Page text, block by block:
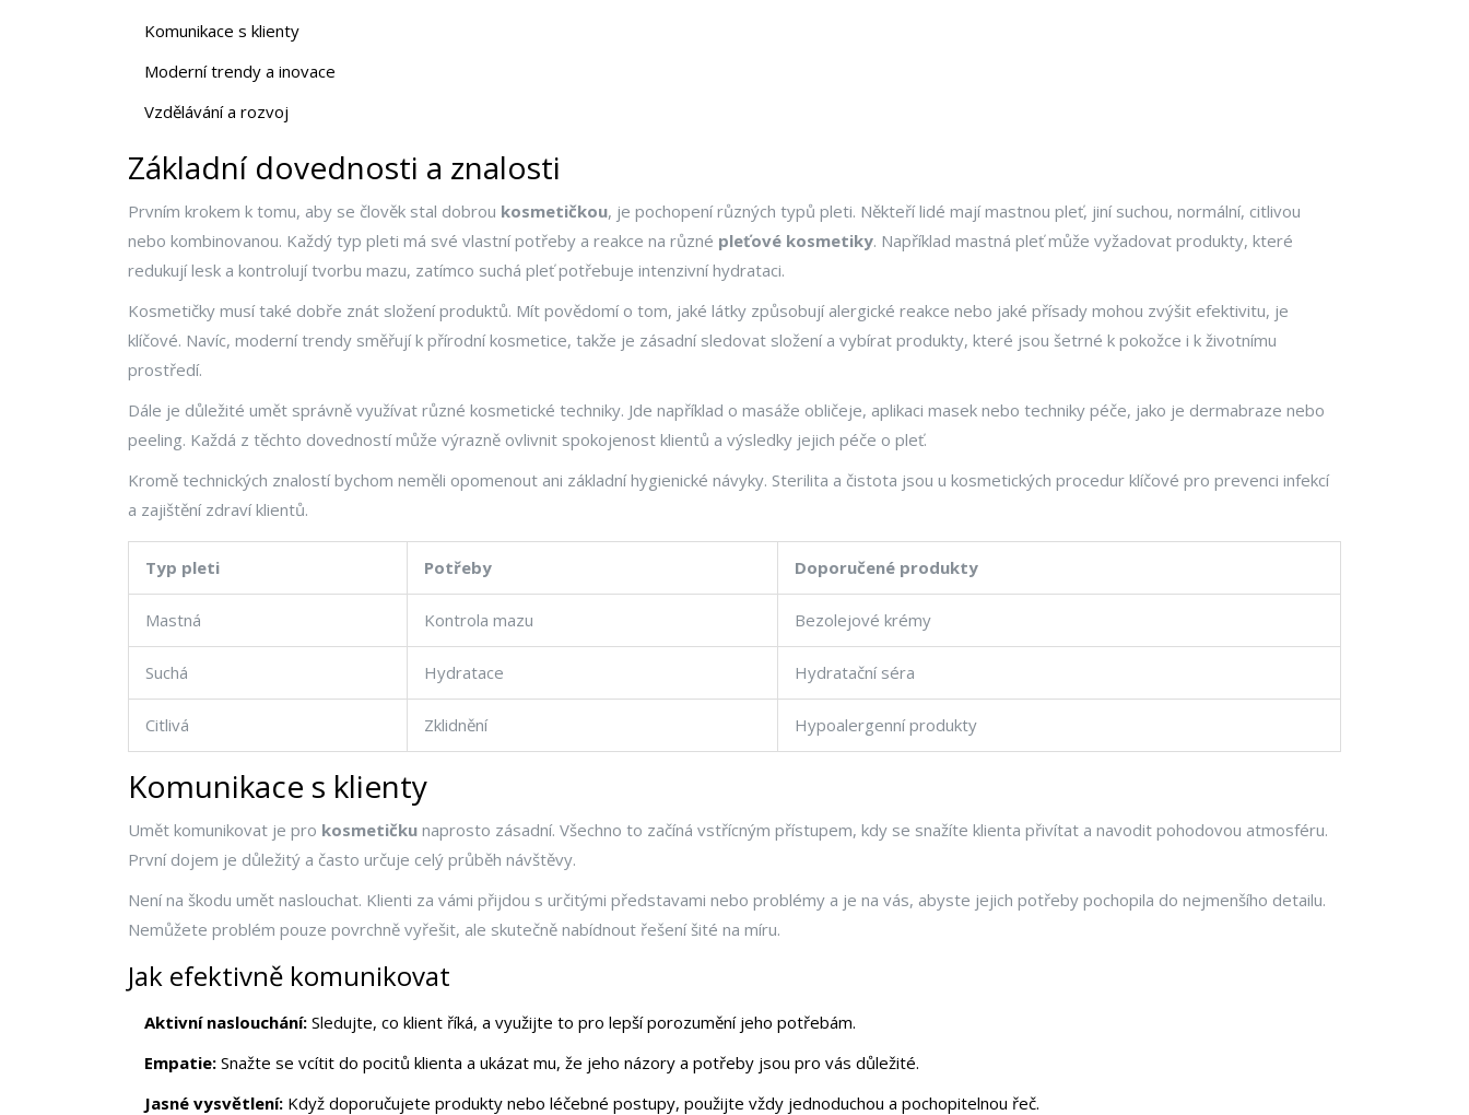
Komunikace s klienty
Moderní trendy a inovace
Vzdělávání a rozvoj
Základní dovednosti a znalosti
Prvním krokem k tomu, aby se člověk stal dobrou kosmetičkou, je pochopení různých typů pleti. Někteří lidé mají mastnou pleť, jiní suchou, normální, citlivou
nebo kombinovanou. Každý typ pleti má své vlastní potřeby a reakce na různé pleťové kosmetiky. Například mastná pleť může vyžadovat produkty, které
redukují lesk a kontrolují tvorbu mazu, zatímco suchá pleť potřebuje intenzivní hydrataci.
Kosmetičky musí také dobře znát složení produktů. Mít povědomí o tom, jaké látky způsobují alergické reakce nebo jaké přísady mohou zvýšit efektivitu, je
klíčové. Navíc, moderní trendy směřují k přírodní kosmetice, takže je zásadní sledovat složení a vybírat produkty, které jsou šetrné k pokožce i k životnímu
prostředí.
Dále je důležité umět správně využívat různé kosmetické techniky. Jde například o masáže obličeje, aplikaci masek nebo techniky péče, jako je dermabraze nebo
peeling. Každá z těchto dovedností může výrazně ovlivnit spokojenost klientů a výsledky jejich péče o pleť.
Kromě technických znalostí bychom neměli opomenout ani základní hygienické návyky. Sterilita a čistota jsou u kosmetických procedur klíčové pro prevenci infekcí
a zajištění zdraví klientů.
Typ pleti Potřeby Doporučené produkty
Mastná Kontrola mazu Bezolejové krémy
Suchá Hydratace Hydratační séra
Citlivá Zklidnění Hypoalergenní produkty
Komunikace s klienty
Umět komunikovat je pro kosmetičku naprosto zásadní. Všechno to začíná vstřícným přístupem, kdy se snažíte klienta přivítat a navodit pohodovou atmosféru.
První dojem je důležitý a často určuje celý průběh návštěvy.
Není na škodu umět naslouchat. Klienti za vámi přijdou s určitými představami nebo problémy a je na vás, abyste jejich potřeby pochopila do nejmenšího detailu.
Nemůžete problém pouze povrchně vyřešit, ale skutečně nabídnout řešení šité na míru.
Jak efektivně komunikovat
Aktivní naslouchání: Sledujte, co klient říká, a využijte to pro lepší porozumění jeho potřebám.
Empatie: Snažte se vcítit do pocitů klienta a ukázat mu, že jeho názory a potřeby jsou pro vás důležité.
Jasné vysvětlení: Když doporučujete produkty nebo léčebné postupy, použijte vždy jednoduchou a pochopitelnou řeč.